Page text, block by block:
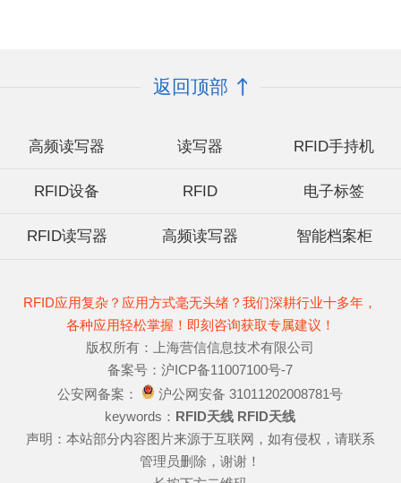
返回顶部
高频读写器 读写器 RFID手持机
RFID设备 RFID 电子标签
RFID读写器 高频读写器 智能档案柜
RFID应用复杂？应用方式毫无头绪？我们深耕行业十多年，
各种应用轻松掌握！即刻咨询获取专属建议！
版权所有：上海营信信息技术有限公司
备案号：沪ICP备11007100号-7
公安网备案：
沪公网安备 31011202008781号
keywords： RFID天线 RFID天线
声明：本站部分内容图片来源于互联网，如有侵权，请联系
管理员删除，谢谢！